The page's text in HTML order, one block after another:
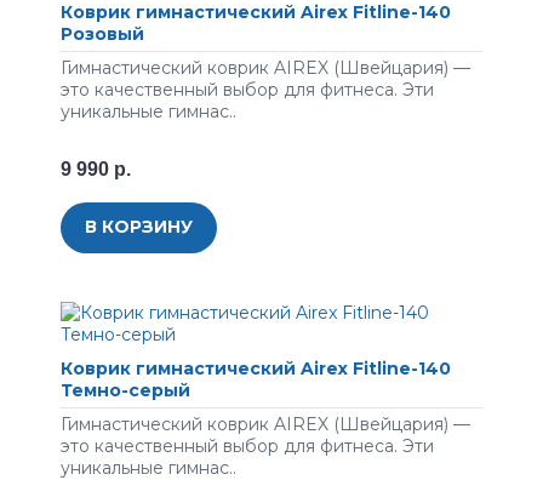
Коврик гимнастический Airex Fitline-140
Розовый
Гимнастический коврик AIREX (Швейцария) —
это качественный выбор для фитнеса. Эти
уникальные гимнас..
9 990 р.
В КОРЗИНУ
Коврик гимнастический Airex Fitline-140
Темно-серый
Гимнастический коврик AIREX (Швейцария) —
это качественный выбор для фитнеса. Эти
уникальные гимнас..